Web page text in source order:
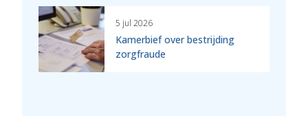
5 jul 2026
Kamerbief over bestrijding
zorgfraude